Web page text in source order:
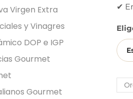
✔
Virgen Extra
y Vinagres
DOP e IGP
Gourmet
Gourmet